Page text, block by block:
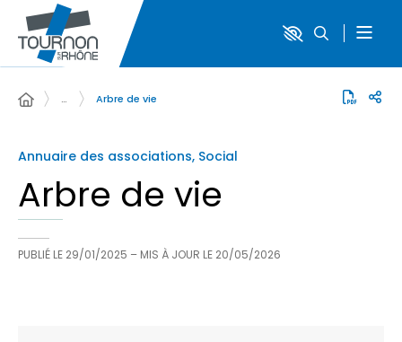
… Arbre de vie
Annuaire des associations, Social
Arbre de vie
PUBLIÉ LE 29/01/2025 – MIS À JOUR LE 20/05/2026